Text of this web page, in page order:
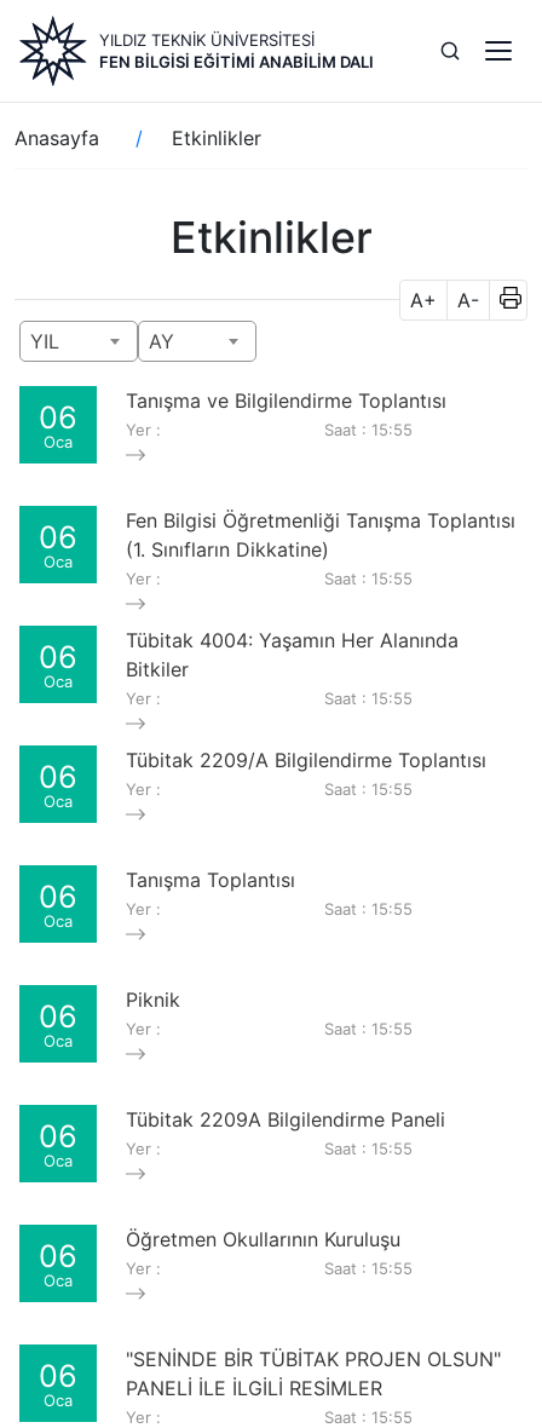
içeriğe
atla
YILDIZ TEKNİK ÜNİVERSİTESİ
FEN BILGISI EĞITIMI ANABILIM DALI
Sayfa
yolu
Anasayfa Etkinlikler
Etkinlikler
A+
A-
YIL
AY
06
Oca
Tanışma ve Bilgilendirme Toplantısı
Yer : Saat : 15:55
06
Oca
Fen Bilgisi Öğretmenliği Tanışma Toplantısı
(1. Sınıfların Dikkatine)
Yer : Saat : 15:55
06
Oca
Tübitak 4004: Yaşamın Her Alanında
Bitkiler
Yer : Saat : 15:55
06
Oca
Tübitak 2209/A Bilgilendirme Toplantısı
Yer : Saat : 15:55
06
Oca
Tanışma Toplantısı
Yer : Saat : 15:55
06
Oca
Piknik
Yer : Saat : 15:55
06
Oca
Tübitak 2209A Bilgilendirme Paneli
Yer : Saat : 15:55
06
Oca
Öğretmen Okullarının Kuruluşu
Yer : Saat : 15:55
06
Oca
"SENİNDE BİR TÜBİTAK PROJEN OLSUN"
PANELİ İLE İLGİLİ RESİMLER
Yer : Saat : 15:55